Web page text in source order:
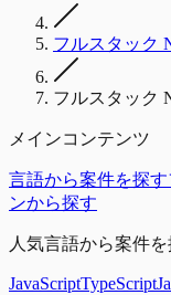
フルスタック
フルスタック
メインコンテンツ
言語から案件を探す
ンから探す
人気言語から案件を
JavaScriptTypeScript